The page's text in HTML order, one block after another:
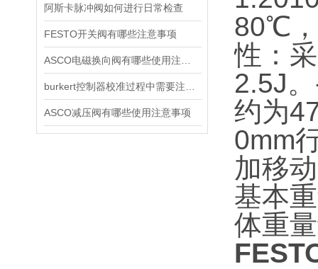
阿斯卡脉冲阀如何进行日常检查
FESTO开关阀有哪些注意事项
ASCO减压阀有哪些使用注意事项
80℃，
性：
2.5J。
约为
0mm
加移
基本
体重